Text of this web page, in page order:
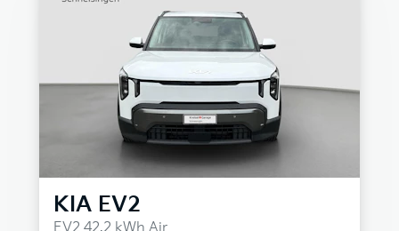
KIA EV2